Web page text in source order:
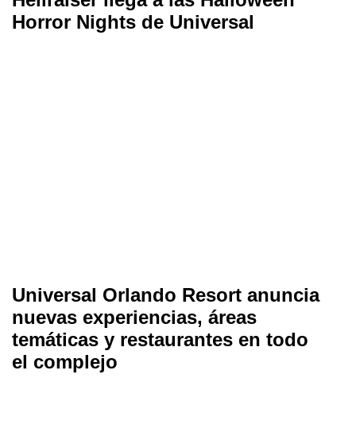
Horror Nights de Universal
Universal Orlando Resort anuncia
nuevas experiencias, áreas
temáticas y restaurantes en todo
el complejo